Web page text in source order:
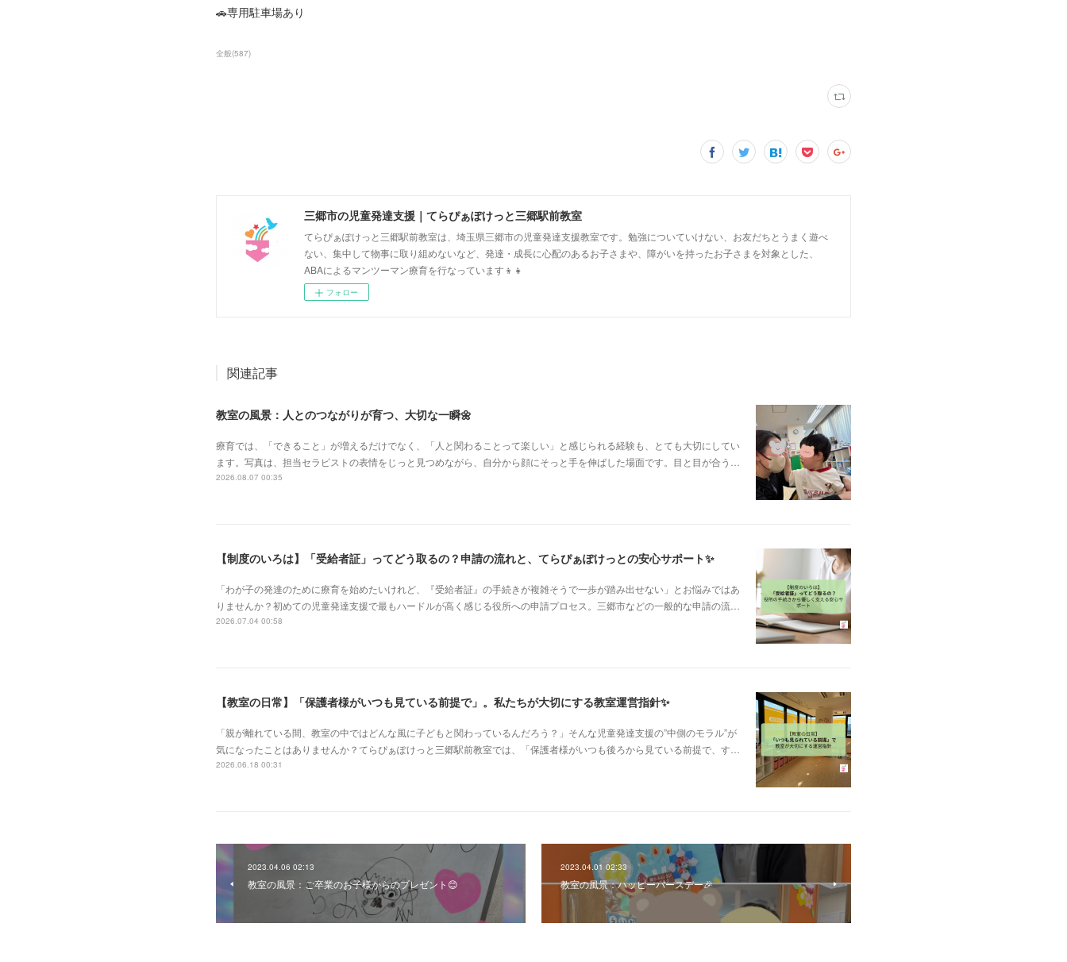
🚗専用駐車場あり
全般(587)
三郷市の児童発達支援｜てらぴぁぽけっと三郷駅前教室
てらぴぁぽけっと三郷駅前教室は、埼玉県三郷市の児童発達支援教室です。勉強についていけない、お友だちとうまく遊べ
ない、集中して物事に取り組めないなど、発達・成長に心配のあるお子さまや、障がいを持ったお子さまを対象とした、
ABAによるマンツーマン療育を行なっています👦👧
フォロー
関連記事
教室の風景：人とのつながりが育つ、大切な一瞬🌼
療育では、「できること」が増えるだけでなく、「人と関わることって楽しい」と感じられる経験も、とても大切にしてい
ます。写真は、担当セラピストの表情をじっと見つめながら、自分から顔にそっと手を伸ばした場面です。目と目が合う…
2026.08.07 00:35
【制度のいろは】「受給者証」ってどう取るの？申請の流れと、てらぴぁぽけっとの安心サポート✨
「わが子の発達のために療育を始めたいけれど、『受給者証』の手続きが複雑そうで一歩が踏み出せない」とお悩みではあ
りませんか？初めての児童発達支援で最もハードルが高く感じる役所への申請プロセス。三郷市などの一般的な申請の流…
2026.07.04 00:58
【教室の日常】「保護者様がいつも見ている前提で」。私たちが大切にする教室運営指針✨
「親が離れている間、教室の中ではどんな風に子どもと関わっているんだろう？」そんな児童発達支援の”中側のモラル”が
気になったことはありませんか？てらぴぁぽけっと三郷駅前教室では、「保護者様がいつも後ろから見ている前提で、す…
2026.06.18 00:31
2023.04.06 02:13
教室の風景：ご卒業のお子様からのプレゼント😊
2023.04.01 02:33
教室の風景：ハッピーバースデー🎉